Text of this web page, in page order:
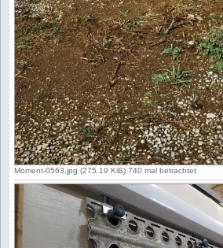
Moment-0563.jpg (275.19 KiB) 740 mal betrachtet